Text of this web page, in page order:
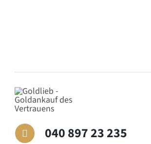
040 897 23 235